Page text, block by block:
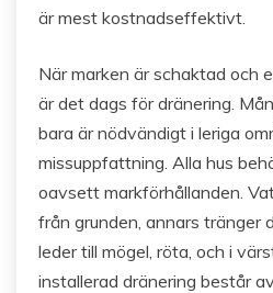
är mest kostnadseffektivt.
När marken är schaktad och
är det dags för dränering.
bara är nödvändigt i leriga
missuppfattning. Alla hus
oavsett markförhållanden.
från grunden, annars tränger
leder till mögel, röta, och i
installerad dränering består